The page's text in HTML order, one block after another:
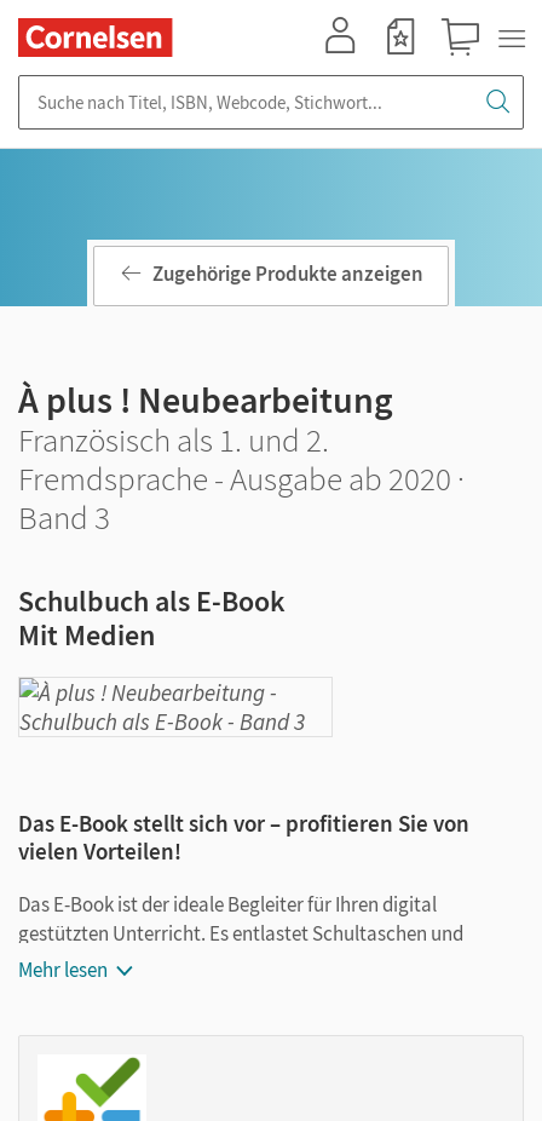
Zugehörige Produkte anzeigen
À plus ! Neubearbeitung
Französisch als 1. und 2.
Fremdsprache - Ausgabe ab 2020 ·
Band 3
Schulbuch als E-Book
Mit Medien
Das E-Book stellt sich vor – profitieren Sie von
vielen Vorteilen!
Das E-Book ist der ideale Begleiter für Ihren digital
gestützten Unterricht. Es entlastet Schultaschen und
Rucksäcke und ist jederzeit unkompliziert verfügbar.
Notizen erstellen
Markierungen setzen
Mehr lesen